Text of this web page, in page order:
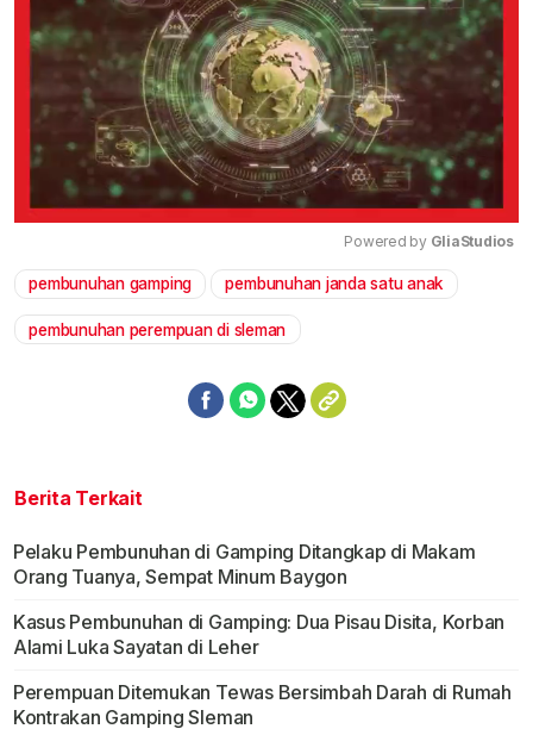
Mute
Powered by GliaStudios
pembunuhan gamping pembunuhan janda satu anak
pembunuhan perempuan di sleman
Berita Terkait
Pelaku Pembunuhan di Gamping Ditangkap di Makam
Orang Tuanya, Sempat Minum Baygon
Kasus Pembunuhan di Gamping: Dua Pisau Disita, Korban
Alami Luka Sayatan di Leher
Perempuan Ditemukan Tewas Bersimbah Darah di Rumah
Kontrakan Gamping Sleman